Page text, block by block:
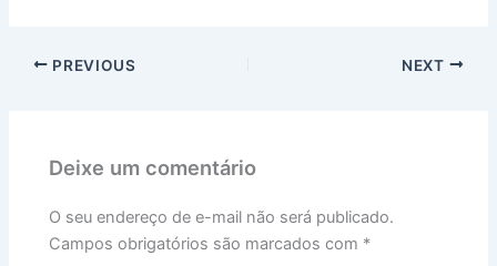
PREVIOUS NEXT
Deixe um comentário
O seu endereço de e-mail não será publicado.
Campos obrigatórios são marcados com *